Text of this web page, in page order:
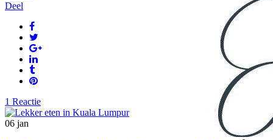
Deel
1 Reactie
06 jan